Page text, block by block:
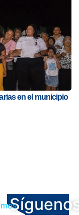
en el municipio